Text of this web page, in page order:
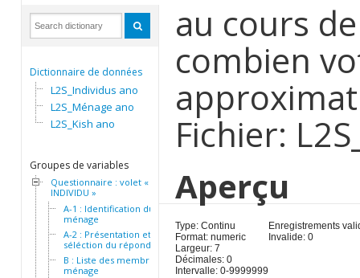
Dictionnaire de données
L2S_Individus ano
L2S_Ménage ano
L2S_Kish ano
Groupes de variables
Questionnaire : volet «
INDIVIDU »
A-1 : Identification du
ménage
A-2 : Présentation et
séléction du répondant
B : Liste des membres du
ménage
au cours
combien
Fichier:
Aperçu
Type: Continu
Format: numeric
Largeur: 7
Décimales: 0
Intervalle: 0-9999999
Enregistrements
Invalide: 0